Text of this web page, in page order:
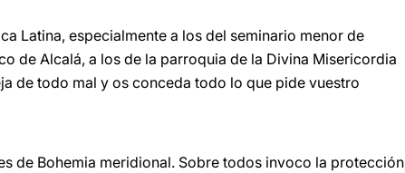
Latina, especialmente a los del seminario menor de
de Alcalá, a los de la parroquia de la Divina Misericordia
de todo mal y os conceda todo lo que pide vuestro
de Bohemia meridional. Sobre todos invoco la protección